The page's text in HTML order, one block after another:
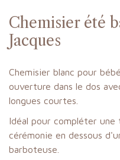
Chemisier été
Jacques
Chemisier blanc pour
ouverture dans le dos
longues courtes.
Idéal pour compléter
cérémonie en dessous
barboteuse.